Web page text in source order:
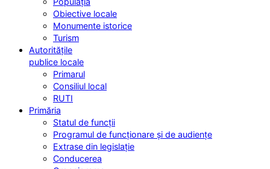
Obiective locale
Monumente istorice
Turism
Autoritățile
publice locale
Primarul
Consiliul local
RUTI
Primăria
Statul de funcții
Programul de funcționare și de audiențe
Extrase din legislație
Conducerea